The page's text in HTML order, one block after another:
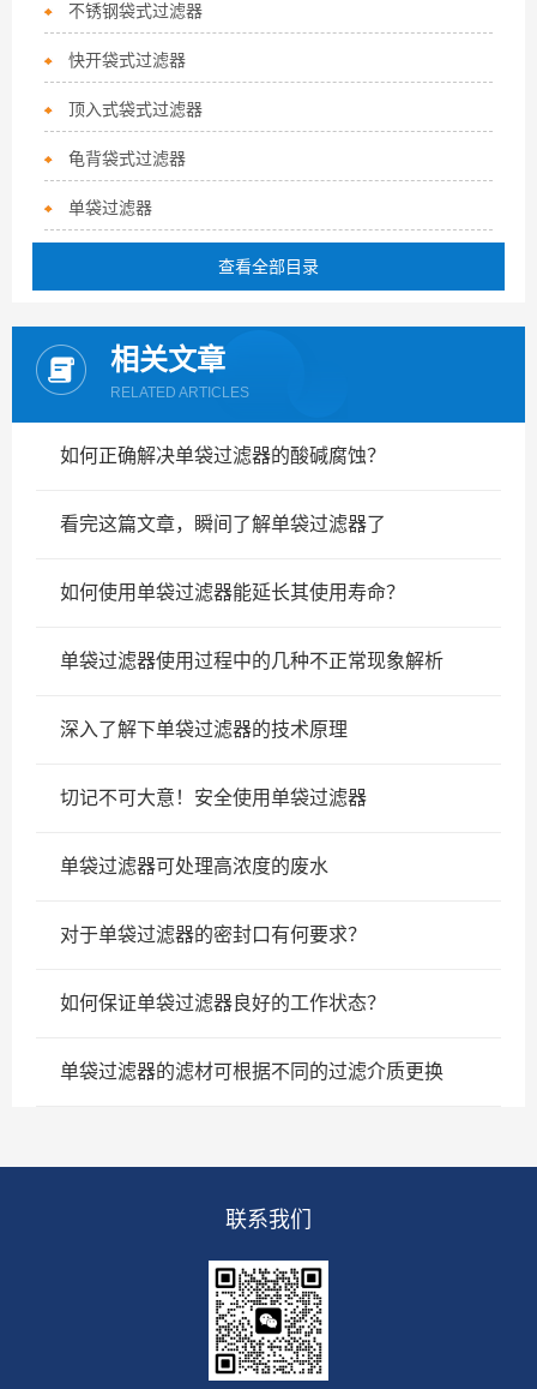
不锈钢袋式过滤器
快开袋式过滤器
顶入式袋式过滤器
龟背袋式过滤器
单袋过滤器
查看全部目录
相关文章
RELATED ARTICLES
如何正确解决单袋过滤器的酸碱腐蚀？
看完这篇文章，瞬间了解单袋过滤器了
如何使用单袋过滤器能延长其使用寿命？
单袋过滤器使用过程中的几种不正常现象解析
深入了解下单袋过滤器的技术原理
切记不可大意！安全使用单袋过滤器
单袋过滤器可处理高浓度的废水
对于单袋过滤器的密封口有何要求？
如何保证单袋过滤器良好的工作状态？
单袋过滤器的滤材可根据不同的过滤介质更换
联系我们